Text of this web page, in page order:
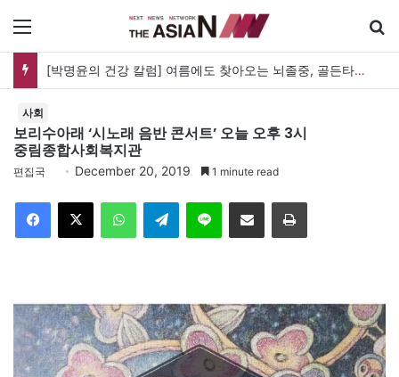
[박명윤의 건강 칼럼] 여름에도 찾아오는 뇌졸중, 골든타임을 지켜라
사회
보리수아래 ‘시노래 음반 콘서트’ 오늘 오후 3시
중림종합사회복지관
편집국 December 20, 2019 1 minute read
Telegram 이메일